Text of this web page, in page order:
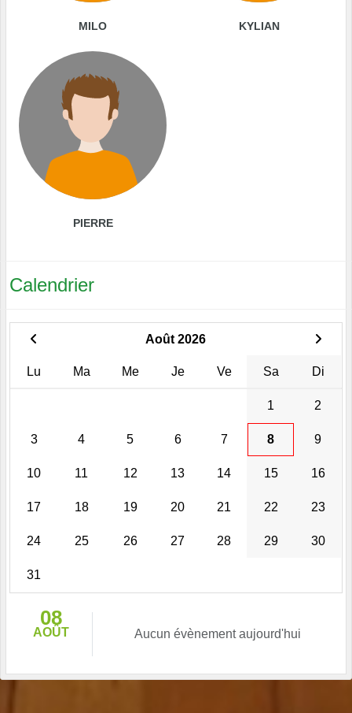
MILO KYLIAN
PIERRE
Calendrier
Août 2026
Lu Ma Me Je Ve Sa Di
1 2
3 4 5 6 7 8 9
10 11 12 13 14 15 16
17 18 19 20 21 22 23
24 25 26 27 28 29 30
31
08
AOÛT Aucun évènement aujourd'hui